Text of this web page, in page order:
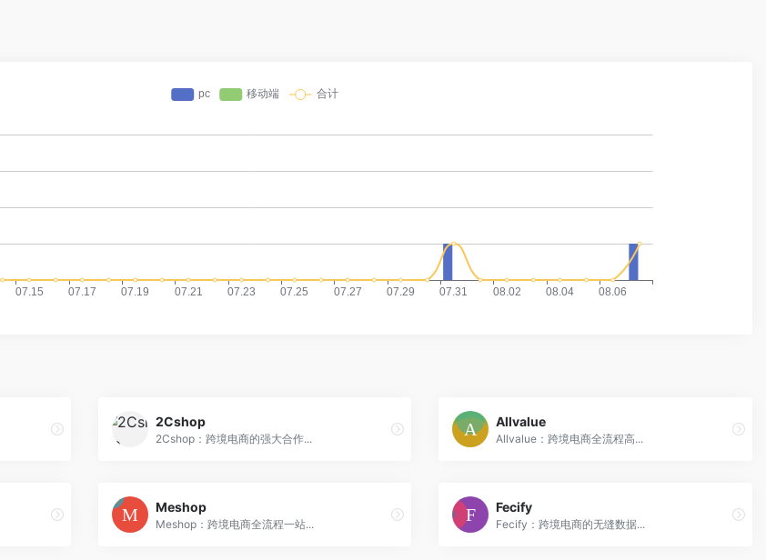
2Cshop
2Cshop：跨境电商的强大合作...
Allvalue
Allvalue：跨境电商全流程高...
Meshop
Meshop：跨境电商全流程一站...
Fecify
Fecify：跨境电商的无缝数据...